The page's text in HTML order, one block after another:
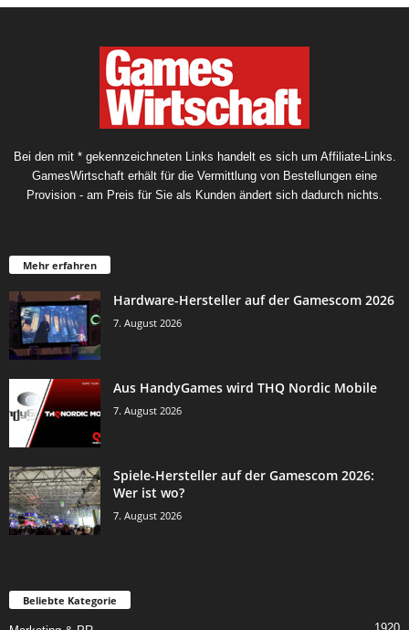
Bei den mit * gekennzeichneten Links handelt es sich um Affiliate-Links.
GamesWirtschaft erhält für die Vermittlung von Bestellungen eine
Provision - am Preis für Sie als Kunden ändert sich dadurch nichts.
Mehr erfahren
Hardware-Hersteller auf der Gamescom 2026
7. August 2026
Aus HandyGames wird THQ Nordic Mobile
7. August 2026
Spiele-Hersteller auf der Gamescom 2026:
Wer ist wo?
7. August 2026
Beliebte Kategorie